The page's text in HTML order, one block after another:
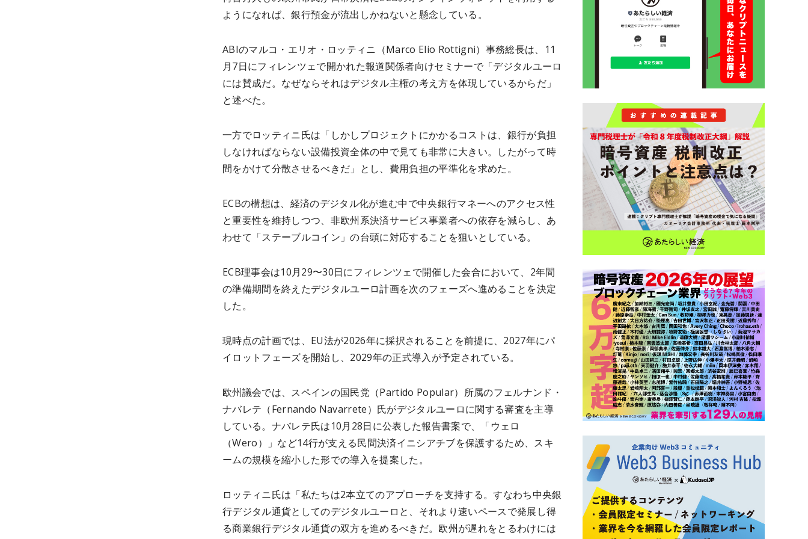
ようになれば、銀行預金が流出しかねないと懸念している。
ABIのマルコ・エリオ・ロッティニ（Marco Elio Rottigni）事務総長は、11
月7日にフィレンツェで開かれた報道関係者向けセミナーで「デジタルユーロ
には賛成だ。なぜならそれはデジタル主権の考え方を体現しているからだ」
と述べた。
一方でロッティニ氏は「しかしプロジェクトにかかるコストは、銀行が負担
しなければならない設備投資全体の中で見ても非常に大きい。したがって時
間をかけて分散させるべきだ」とし、費用負担の平準化を求めた。
ECBの構想は、経済のデジタル化が進む中で中央銀行マネーへのアクセス性
と重要性を維持しつつ、非欧州系決済サービス事業者への依存を減らし、あ
わせて「ステーブルコイン」の台頭に対応することを狙いとしている。
ECB理事会は10月29〜30日にフィレンツェで開催した会合において、2年間
の準備期間を終えたデジタルユーロ計画を次のフェーズへ進めることを決定
した。
現時点の計画では、EU法が2026年に採択されることを前提に、2027年にパ
イロットフェーズを開始し、2029年の正式導入が予定されている。
欧州議会では、スペインの国民党（Partido Popular）所属のフェルナンド・
ナバレテ（Fernando Navarrete）氏がデジタルユーロに関する審査を主導
している。ナバレテ氏は10月28日に公表した報告書案で、「ウェロ
（Wero）」など14行が支える民間決済イニシアチブを保護するため、スキ
ームの規模を縮小した形での導入を提案した。
ロッティニ氏は「私たちは2本立てのアプローチを支持する。すなわち中央銀
行デジタル通貨としてのデジタルユーロと、それより速いペースで発展し得
る商業銀行デジタル通貨の双方を進めるべきだ。欧州が遅れをとるわけには